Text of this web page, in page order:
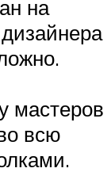
на
мастеров
всю